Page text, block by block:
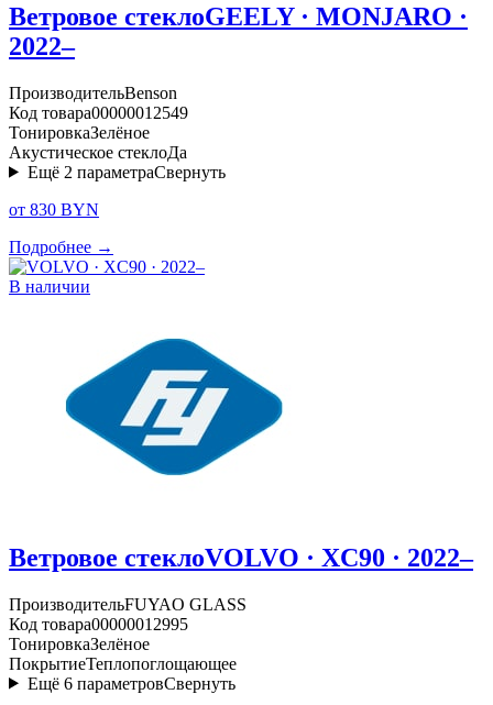
Ветровое стеклоGEELY · MONJARO ·
2022–
ПроизводительBenson
Код товара00000012549
ТонировкаЗелёное
Акустическое стеклоДа
Ещё 2 параметраСвернуть
от 830 BYN
Подробнее →
В наличии
Ветровое стеклоVOLVO · XC90 · 2022–
ПроизводительFUYAO GLASS
Код товара00000012995
ТонировкаЗелёное
ПокрытиеТеплопоглощающее
Ещё 6 параметровСвернуть